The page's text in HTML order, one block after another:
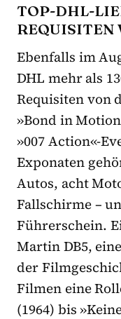
TOP-DHL-
REQUISITEN
Ebenfalls im
DHL mehr als
Requisiten von
»Bond in
»007 Action«-
Exponaten
Autos, acht
Fallschirme –
Führerschein.
Martin DB5,
der
Filmen eine
(1964) bis